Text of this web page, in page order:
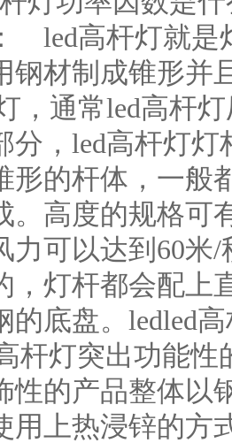
led高杆灯就是
钢材制成锥形并
，通常led高杆
分，led高杆灯
形的杆体，一般
。高度的规格可
力可以达到60米
，灯杆都会配上
的底盘。ledled
杆灯突出功能性
性的产品整体以
用上热浸锌的方